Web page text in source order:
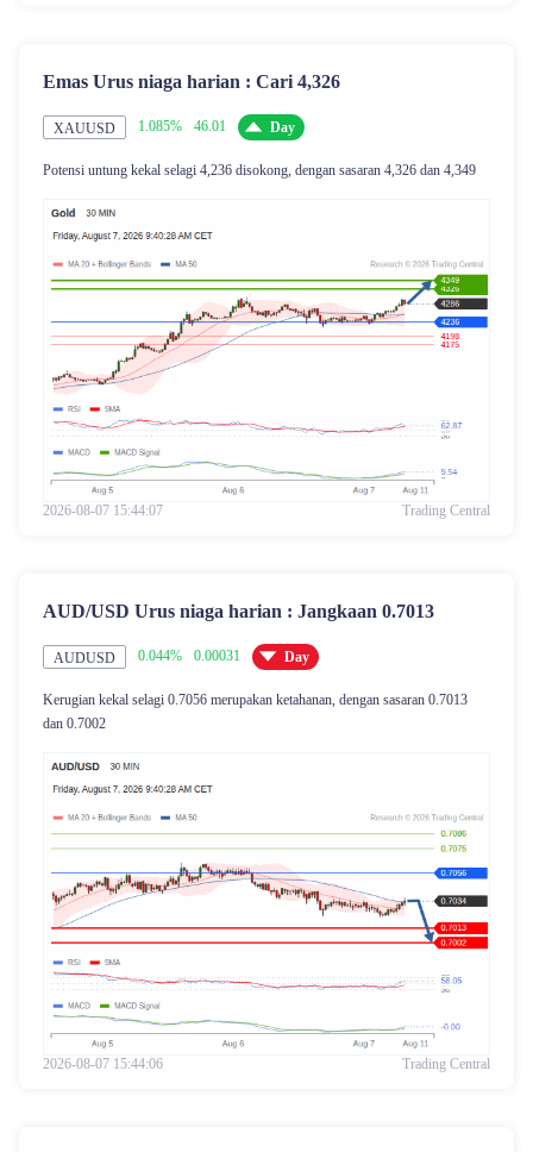
Emas Urus niaga harian : Cari 4,326
XAUUSD 1.085% 46.01 Day
Potensi untung kekal selagi 4,236 disokong, dengan sasaran 4,326 dan 4,349
2026-08-07 15:44:07 Trading Central
AUD/USD Urus niaga harian : Jangkaan 0.7013
AUDUSD 0.044% 0.00031 Day
Kerugian kekal selagi 0.7056 merupakan ketahanan, dengan sasaran 0.7013
dan 0.7002
2026-08-07 15:44:06 Trading Central